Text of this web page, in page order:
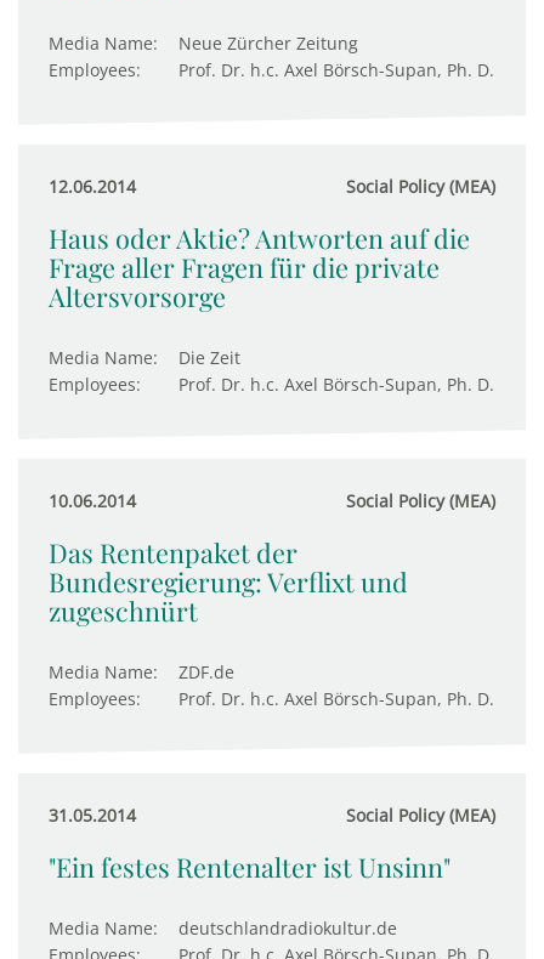
Media Name:
Neue Zürcher Zeitung
Employees:
Prof. Dr. h.c. Axel Börsch-Supan, Ph. D.
12.06.2014 Social Policy (MEA)
Haus oder Aktie? Antworten auf die
Frage aller Fragen für die private
Altersvorsorge
Media Name:
Die Zeit
Employees:
Prof. Dr. h.c. Axel Börsch-Supan, Ph. D.
10.06.2014 Social Policy (MEA)
Das Rentenpaket der
Bundesregierung: Verflixt und
zugeschnürt
Media Name:
ZDF.de
Employees:
Prof. Dr. h.c. Axel Börsch-Supan, Ph. D.
31.05.2014 Social Policy (MEA)
"Ein festes Rentenalter ist Unsinn"
Media Name:
deutschlandradiokultur.de